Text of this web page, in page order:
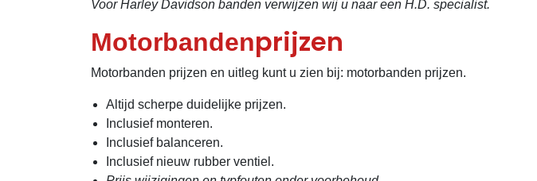
Voor Harley Davidson banden verwijzen wij u naar een H.D. specialist.
Motorbandenprijzen
Motorbanden prijzen en uitleg kunt u zien bij: motorbanden prijzen.
Altijd scherpe duidelijke prijzen.
Inclusief monteren.
Inclusief balanceren.
Inclusief nieuw rubber ventiel.